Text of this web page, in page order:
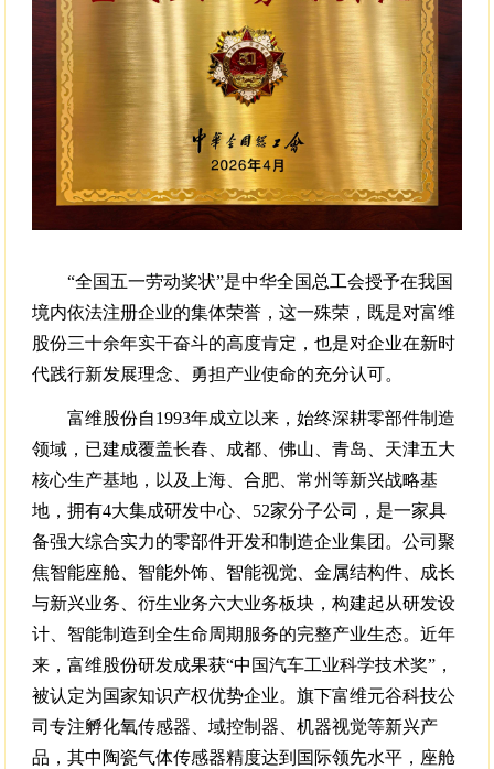
“全国五一劳动奖状”是中华全国总工会授予在我国
境内依法注册企业的集体荣誉，这一殊荣，既是对富维
股份三十余年实干奋斗的高度肯定，也是对企业在新时
代践行新发展理念、勇担产业使命的充分认可。
富维股份自1993年成立以来，始终深耕零部件制造
领域，已建成覆盖长春、成都、佛山、青岛、天津五大
核心生产基地，以及上海、合肥、常州等新兴战略基
地，拥有4大集成研发中心、52家分子公司，是一家具
备强大综合实力的零部件开发和制造企业集团。公司聚
焦智能座舱、智能外饰、智能视觉、金属结构件、成长
与新兴业务、衍生业务六大业务板块，构建起从研发设
计、智能制造到全生命周期服务的完整产业生态。近年
来，富维股份研发成果获“中国汽车工业科学技术奖”，
被认定为国家知识产权优势企业。旗下富维元谷科技公
司专注孵化氧传感器、域控制器、机器视觉等新兴产
品，其中陶瓷气体传感器精度达到国际领先水平，座舱